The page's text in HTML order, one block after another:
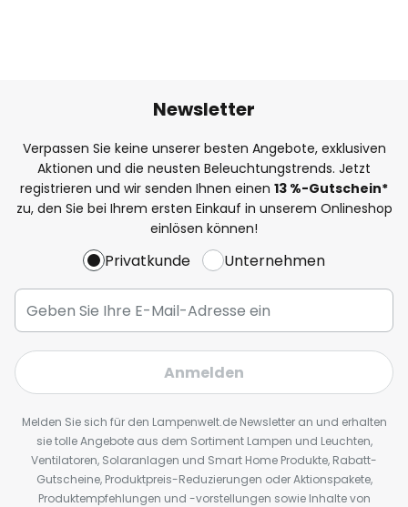
Newsletter
Verpassen Sie keine unserer besten Angebote, exklusiven
Aktionen und die neusten Beleuchtungstrends. Jetzt
registrieren und wir senden Ihnen einen 13 %-Gutschein*
zu, den Sie bei Ihrem ersten Einkauf in unserem Onlineshop
einlösen können!
Privatkunde Unternehmen
Anmelden
Melden Sie sich für den Lampenwelt.de Newsletter an und erhalten
sie tolle Angebote aus dem Sortiment Lampen und Leuchten,
Ventilatoren, Solaranlagen und Smart Home Produkte, Rabatt-
Gutscheine, Produktpreis-Reduzierungen oder Aktionspakete,
Produktempfehlungen und -vorstellungen sowie Inhalte von